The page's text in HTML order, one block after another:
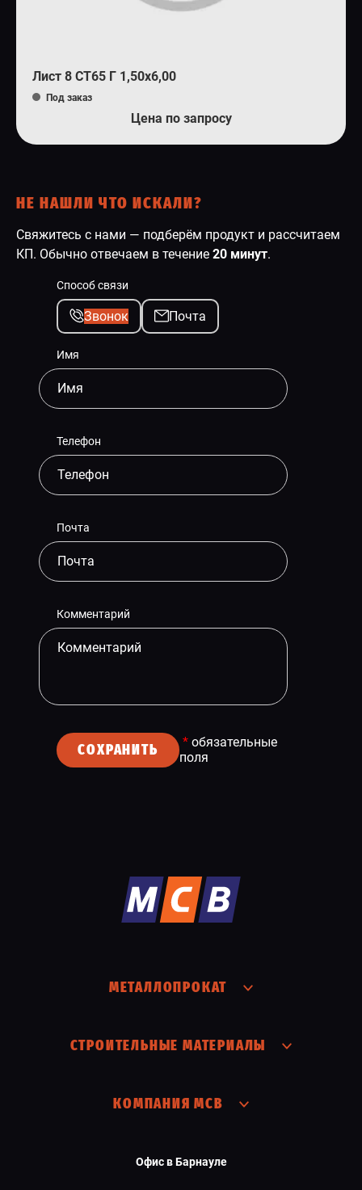
Лист 8 СТ65 Г 1,50х6,00
Под заказ
Цена по запросу
НЕ НАШЛИ ЧТО ИСКАЛИ?
Свяжитесь с нами — подберём продукт и рассчитаем
КП. Обычно отвечаем в течение 20 минут.
Способ связи
Звонок Почта
Имя
Телефон
Почта
Комментарий
СОХРАНИТЬ * обязательные
поля
МЕТАЛЛОПРОКАТ
СТРОИТЕЛЬНЫЕ МАТЕРИАЛЫ
КОМПАНИЯ МСВ
Офис в Барнауле